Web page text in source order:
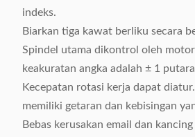
indeks.
Biarkan tiga kawat berliku secara
Spindel utama dikontrol oleh motor
keakuratan angka adalah ± 1
Kecepatan rotasi kerja dapat
memiliki getaran dan kebisingan
Bebas kerusakan email dan